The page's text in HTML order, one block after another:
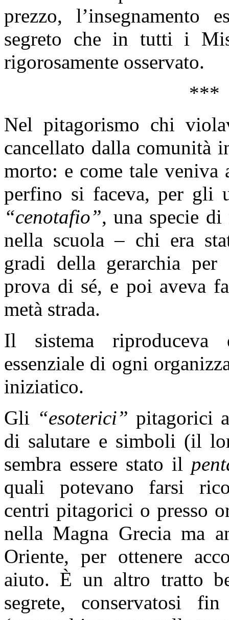
prezzo, l’insegnamento
segreto che in tutti i
rigorosamente osservato.
***
Nel pitagorismo chi
cancellato dalla comunità
morto: e come tale veniva
perfino si faceva, per gli
“cenotafio”, una specie
nella scuola – chi era
gradi della gerarchia
prova di sé, e poi aveva
metà strada.
Il sistema riproduceva
essenziale di ogni
iniziatico.
Gli “esoterici” pitagorici
di salutare e simboli (il
sembra essere stato il
quali potevano farsi
centri pitagorici o presso
nella Magna Grecia ma
Oriente, per ottenere
aiuto. È un altro tratto
segrete, conservatosi